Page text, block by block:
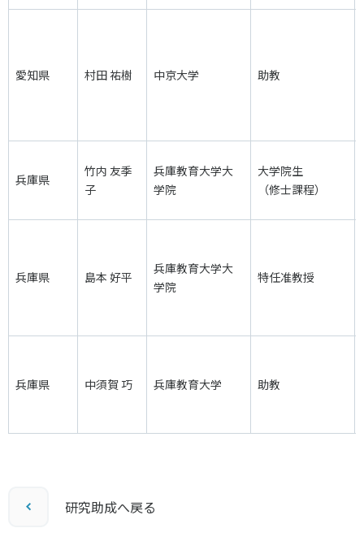
愛知県 村田 祐樹 中京大学 助教
兵庫県
竹内 友季
子
兵庫教育大学大
学院
大学院生
（修士課程）
兵庫県 島本 好平
兵庫教育大学大
学院
特任准教授
兵庫県 中須賀 巧 兵庫教育大学 助教
研究助成へ戻る